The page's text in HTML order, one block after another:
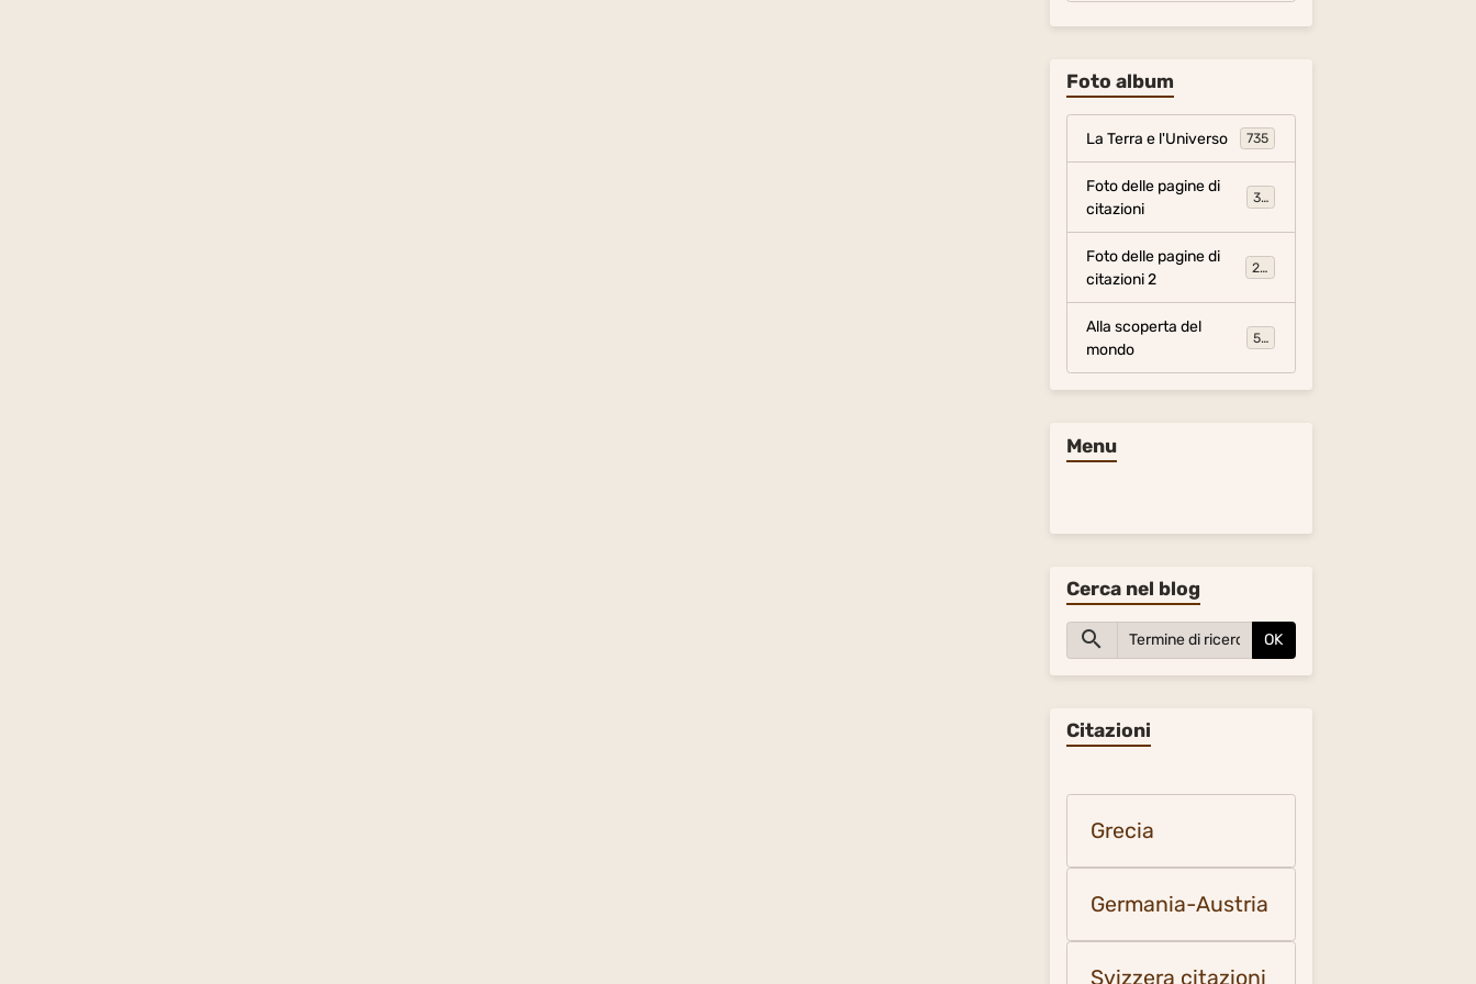
Foto album
La Terra e l'Universo 735
Foto delle pagine di
citazioni
317
Foto delle pagine di
citazioni 2
281
Alla scoperta del
mondo
54
Menu
Cerca nel blog
OK
Citazioni
Grecia
Germania-Austria
Svizzera citazioni